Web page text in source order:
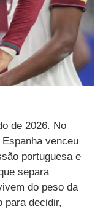
de 2026. No
venceu
portuguesa e
separa
do peso da
para decidir,